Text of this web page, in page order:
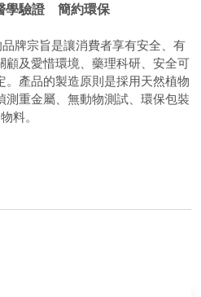
學驗證 簡約環保
牌宗旨是讓消費者享有安全、有
顧及愛惜環境、藥理科研、安全可
。產品的製造原則是採用天然植物
測重金屬、無動物測試、環保包裝
物料。